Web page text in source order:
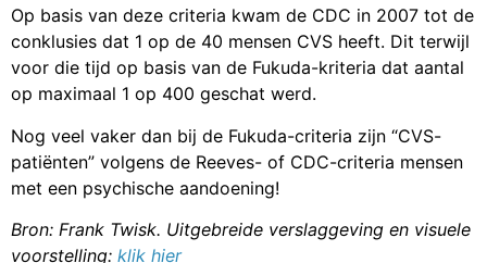
Op basis van deze criteria kwam de CDC in 2007 tot de
conklusies dat 1 op de 40 mensen CVS heeft. Dit terwijl
voor die tijd op basis van de Fukuda-kriteria dat aantal
op maximaal 1 op 400 geschat werd.
Nog veel vaker dan bij de Fukuda-criteria zijn “CVS-
patiënten” volgens de Reeves- of CDC-criteria mensen
met een psychische aandoening!
Bron: Frank Twisk. Uitgebreide verslaggeving en visuele
voorstelling: klik hier